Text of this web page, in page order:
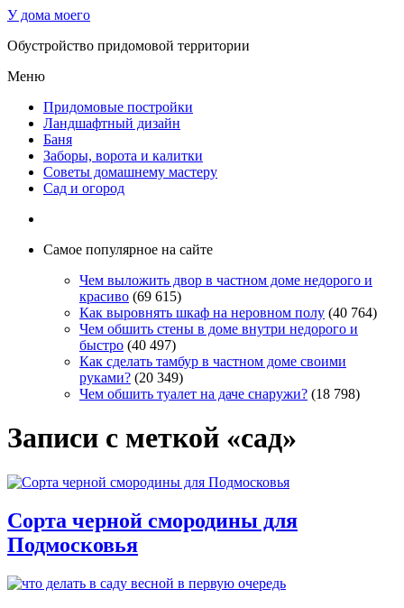
У дома моего
Обустройство придомовой территории
Меню
Придомовые постройки
Ландшафтный дизайн
Баня
Заборы, ворота и калитки
Советы домашнему мастеру
Сад и огород
Самое популярное на сайте
Чем выложить двор в частном доме недорого и
красиво (69 615)
Как выровнять шкаф на неровном полу (40 764)
Чем обшить стены в доме внутри недорого и
быстро (40 497)
Как сделать тамбур в частном доме своими
руками? (20 349)
Чем обшить туалет на даче снаружи? (18 798)
Записи с меткой «сад»
Сорта черной смородины для
Подмосковья